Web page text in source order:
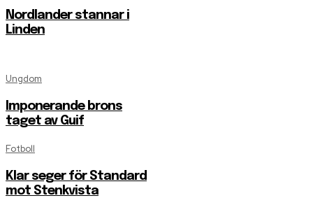
Nordlander stannar i
Linden
Ungdom
Imponerande brons
taget av Guif
Fotboll
Klar seger för Standard
mot Stenkvista